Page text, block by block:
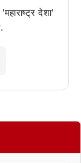
देशा'